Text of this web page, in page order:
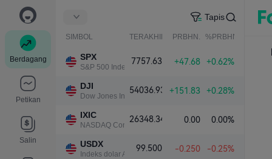
Berdagang
Petikan
Salin
Tapis
SIMBOL TERAKHIR PRBHN. %PRBHN.
SPX
S&P 500 Index
7757.63 +47.68 +0.62%
DJI
Dow Jones Industrial Average
54036.93 +151.83 +0.28%
IXIC
NASDAQ Composite Index
26348.34 0.00 0.00%
USDX
Indeks dolar A.S.
99.500 -0.250 -0.25%